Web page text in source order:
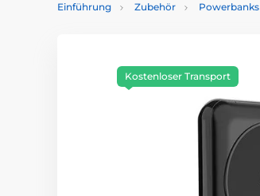
Einführung Zubehör Powerbanks
Kostenloser Transport